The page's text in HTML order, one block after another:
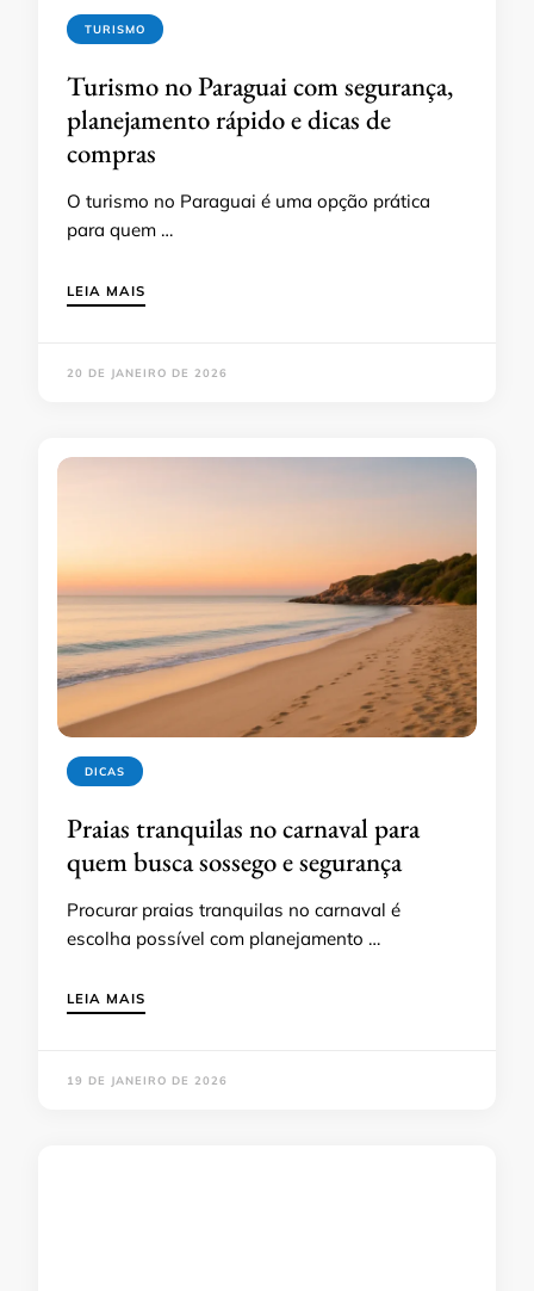
TURISMO
Turismo no Paraguai com segurança,
planejamento rápido e dicas de
compras
O turismo no Paraguai é uma opção prática
para quem …
LEIA MAIS
20 DE JANEIRO DE 2026
DICAS
Praias tranquilas no carnaval para
quem busca sossego e segurança
Procurar praias tranquilas no carnaval é
escolha possível com planejamento …
LEIA MAIS
19 DE JANEIRO DE 2026